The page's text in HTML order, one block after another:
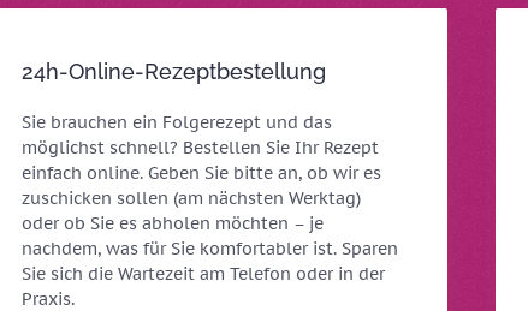
24h-Online-Rezeptbestellung
Sie brauchen ein Folgerezept und das
möglichst schnell? Bestellen Sie Ihr Rezept
einfach online. Geben Sie bitte an, ob wir es
zuschicken sollen (am nächsten Werktag)
oder ob Sie es abholen möchten – je
nachdem, was für Sie komfortabler ist. Sparen
Sie sich die Wartezeit am Telefon oder in der
Praxis.